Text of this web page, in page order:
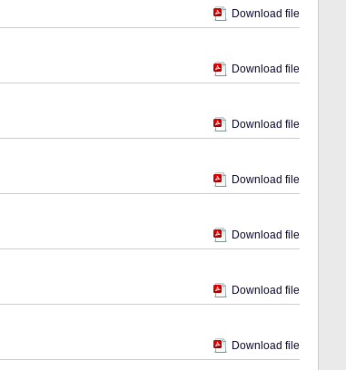
Download file
Download file
Download file
Download file
Download file
Download file
Download file